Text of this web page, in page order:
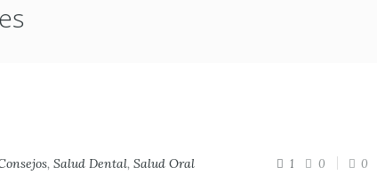
, Salud Dental, Salud Oral 1 0 0